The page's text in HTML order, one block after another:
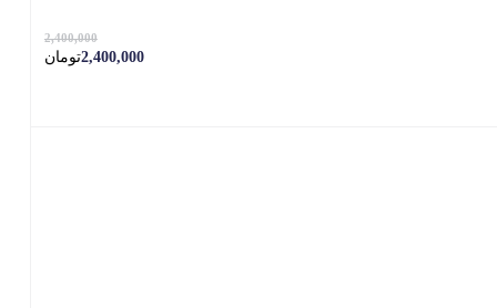
2,400,000
2,400,000تومان